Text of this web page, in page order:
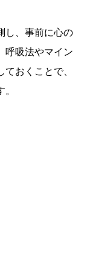
し、事前に心の
呼吸法やマイン
おくことで、